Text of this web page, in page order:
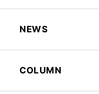
NEWS
COLUMN